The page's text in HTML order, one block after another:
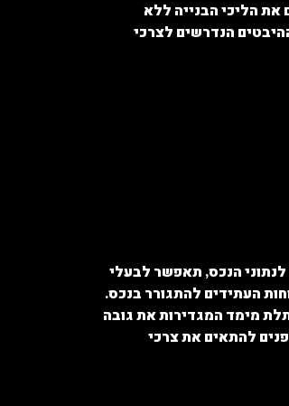
את הליכי הבנייה ללא
הנדרשים לצרכי
לנתוני הנכס, תאפשר לבעלי
העתידים להתגורר בנכס.
תלת מימד המגדירות את גובה
להתאים את צרכי